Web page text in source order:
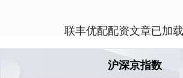
联丰优配配资文章已加
沪深京指数